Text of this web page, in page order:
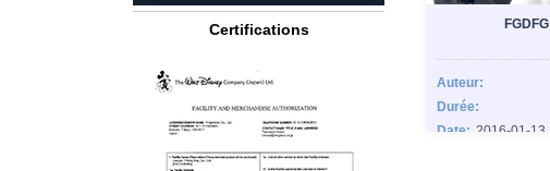
Certifications FGDFG
Auteur:
Durée:
Date: 2016-01-13